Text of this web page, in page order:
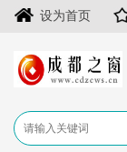
设为首页